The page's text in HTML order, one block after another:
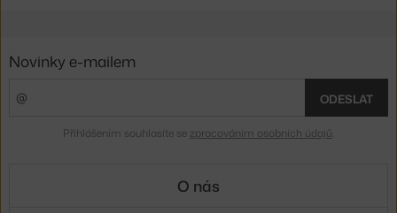
Novinky e-mailem
ODESLAT
Přihlášením souhlasíte se zpracováním osobních údajů
O nás